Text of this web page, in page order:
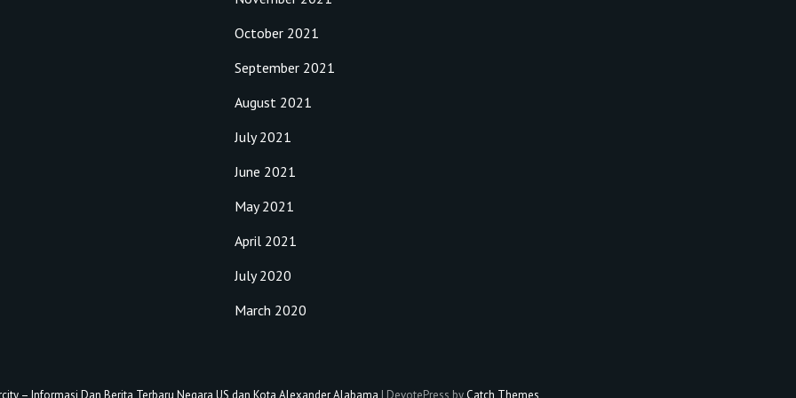
October 2021
September 2021
August 2021
July 2021
June 2021
May 2021
April 2021
July 2020
March 2020
– Informasi Dan Berita Terbaru Negara US dan Kota Alexander Alabama | DevotePress by Catch Themes